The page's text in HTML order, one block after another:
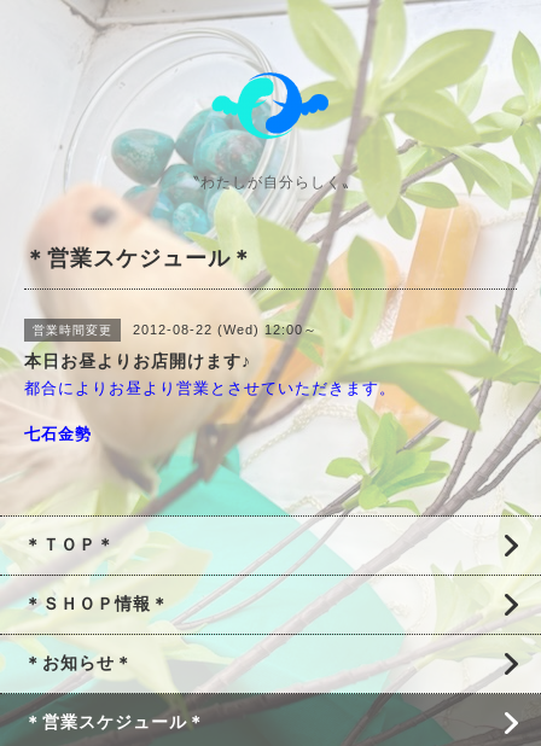
〝わたしが自分らしく〟
＊営業スケジュール＊
営業時間変更 2012-08-22 (Wed) 12:00～
本日お昼よりお店開けます♪
都合によりお昼より営業とさせていただきます。
七石金勢
＊ＴＯＰ＊
＊ＳＨＯＰ情報＊
＊お知らせ＊
＊営業スケジュール＊